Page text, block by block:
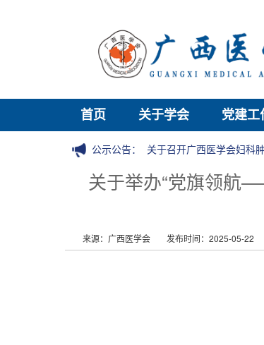
首页 关于学会 党建工
公示公告： 关于召开广西医学会妇科
关于举办“党旗领航
来源：广西医学会 发布时间：2025-05-22